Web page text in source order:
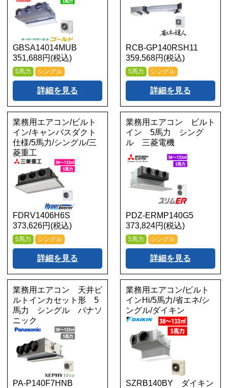
GBSA14014MUB
351,688円(税込)
5馬力 シングル
詳細を見る
RCB-GP140RSH11
359,568円(税込)
5馬力 シングル
詳細を見る
業務用エアコン/ビルト
イン/キャンバスダクト
仕様/5馬力/シングル/三
菱重工
FDRV1406H6S
373,626円(税込)
5馬力 シングル
詳細を見る
業務用エアコン ビルト
イン 5馬力 シング
ル 三菱電機
PDZ-ERMP140G5
373,824円(税込)
5馬力 シングル
詳細を見る
業務用エアコン 天井ビ
ルトインカセット形 5
馬力 シングル パナソ
ニック
PA-P140F7HNB
業務用エアコン/ビルト
インHi/5馬力/省エネ/シ
ングル/ダイキン
SZRB140BY ダイキン